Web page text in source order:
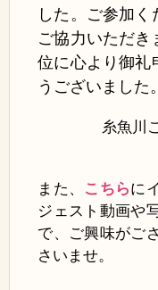
した。ご参加く
ご協力いただき
位に心より御礼
うございました。
糸魚川
また、 こちらに
ジェスト動画や
で、ご興味がご
さいませ。